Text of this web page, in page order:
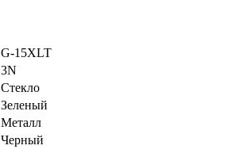
G-15XLT
3N
Стекло
Зеленый
Металл
Черный